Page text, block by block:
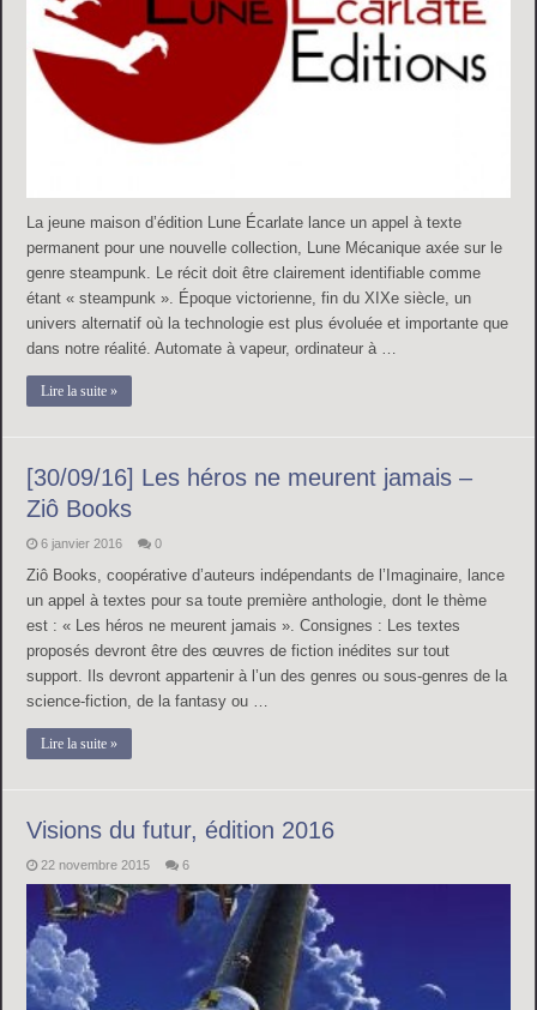
La jeune maison d’édition Lune Écarlate lance un appel à texte
permanent pour une nouvelle collection, Lune Mécanique axée sur le
genre steampunk. Le récit doit être clairement identifiable comme
étant « steampunk ». Époque victorienne, fin du XIXe siècle, un
univers alternatif où la technologie est plus évoluée et importante que
dans notre réalité. Automate à vapeur, ordinateur à …
Lire la suite »
[30/09/16] Les héros ne meurent jamais –
Ziô Books
6 janvier 2016 0
Ziô Books, coopérative d’auteurs indépendants de l’Imaginaire, lance
un appel à textes pour sa toute première anthologie, dont le thème
est : « Les héros ne meurent jamais ». Consignes : Les textes
proposés devront être des œuvres de fiction inédites sur tout
support. Ils devront appartenir à l’un des genres ou sous-genres de la
science-fiction, de la fantasy ou …
Lire la suite »
Visions du futur, édition 2016
22 novembre 2015 6